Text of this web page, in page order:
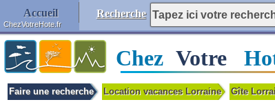
Faire une recherche Location vacances Lorraine Gîte
Chez Votre
Accueil
ChezVotreHote.fr
Recherche